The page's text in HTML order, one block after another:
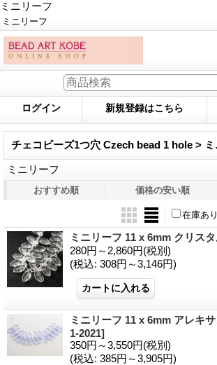
ミニリーフ
ミニリーフ
ログイン 新規登録はこちら
チェコビーズ1つ穴 Czech bead 1 hole > ミ
ミニリーフ
おすすめ順 価格の安い順
在庫あり
ミニリーフ 11 x 6mm クリス
280円～2,860円(税別)
(税込: 308円～3,146円)
ミニリーフ 11 x 6mm アレキ
1-2021]
350円～3,550円(税別)
(税込: 385円～3,905円)